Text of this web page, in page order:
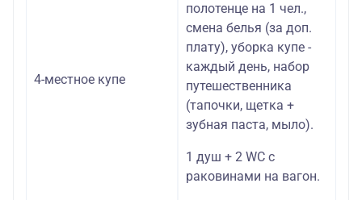
4-местное купе
полотенце на 1 чел.,
смена белья (за доп.
плату), уборка купе -
каждый день, набор
путешественника
(тапочки, щетка +
зубная паста, мыло).
1 душ + 2 WC c
раковинами на вагон.